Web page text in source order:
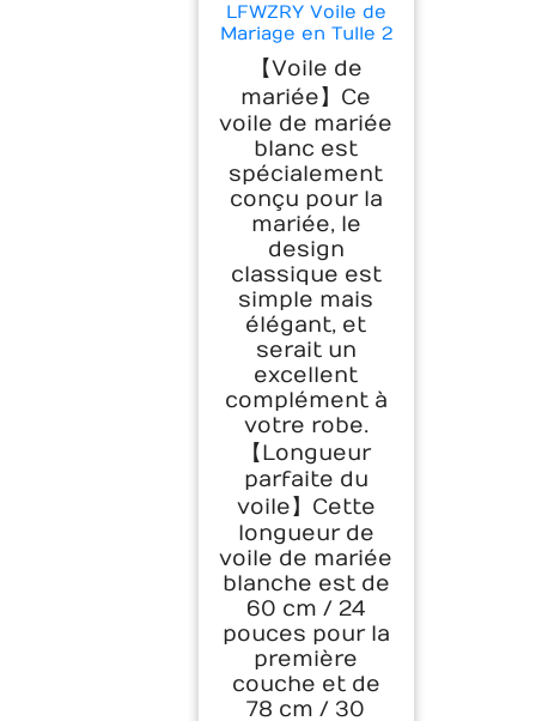
LFWZRY Voile de
Mariage en Tulle 2
Couches, Courte
Pour
Déguisements de
Soirées, Fête,
Reprises de
Banquet,
Halloween,
Bachelor Party
【Voile de
mariée】Ce
voile de mariée
blanc est
spécialement
conçu pour la
mariée, le
design
classique est
simple mais
élégant, et
serait un
excellent
complément à
votre robe.
【Longueur
parfaite du
voile】Cette
longueur de
voile de mariée
blanche est de
60 cm / 24
pouces pour la
première
couche et de
78 cm / 30